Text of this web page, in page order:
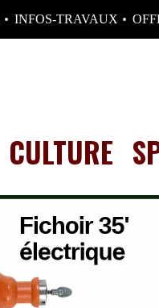
INFOS-TRAVAUX
CULTURE